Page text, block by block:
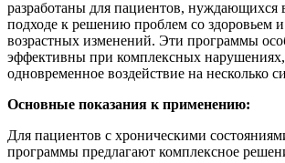
разработаны для пациентов, нуждающихся
подходе к решению проблем со здоровьем
возрастных изменений. Эти программы
эффективны при комплексных нарушениях,
одновременное воздействие на несколько
Основные показания к применению:
Для пациентов с хроническими
программы предлагают комплексное